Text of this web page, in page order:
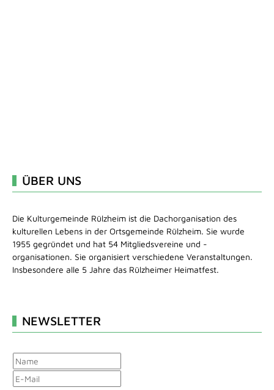
ÜBER UNS
Die Kulturgemeinde Rülzheim ist die Dachorganisation des
kulturellen Lebens in der Ortsgemeinde Rülzheim. Sie wurde
1955 gegründet und hat 54 Mitgliedsvereine und -
organisationen. Sie organisiert verschiedene Veranstaltungen.
Insbesondere alle 5 Jahre das Rülzheimer Heimatfest.
NEWSLETTER